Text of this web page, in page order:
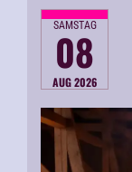
SAMSTAG
08
AUG 2026